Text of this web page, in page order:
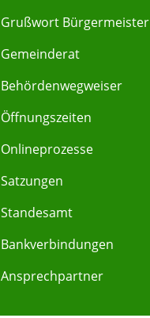
Grußwort Bürgermeister
Gemeinderat
Behördenwegweiser
Öffnungszeiten
Onlineprozesse
Satzungen
Standesamt
Bankverbindungen
Ansprechpartner